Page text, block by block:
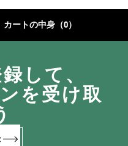
カートの中身（0）
録して、
ンを受け取